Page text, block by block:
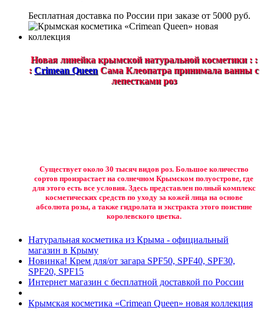
Бесплатная доставка по России при заказе от 5000 руб.
Новая линейка крымской натуральной косметики : :
: Crimean Queen Сама Клеопатра принимала ванны с
лепестками роз
Существует около 30 тысяч видов роз. Большое количество
сортов произрастает на солнечном Крымском полуострове, где
для этого есть все условия. Здесь представлен полный комплекс
косметических средств по уходу за кожей лица на основе
абсолюта розы, а также гидролата и экстракта этого поистине
королевского цветка.
Натуральная косметика из Крыма - официальный
магазин в Крыму
Новинка! Крем для/от загара SPF50, SPF40, SPF30,
SPF20, SPF15
Интернет магазин с бесплатной доставкой по России
Крымская косметика «Crimean Queen» новая коллекция